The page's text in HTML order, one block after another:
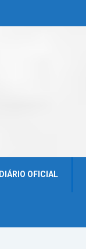
DIÁRIO OFICIAL